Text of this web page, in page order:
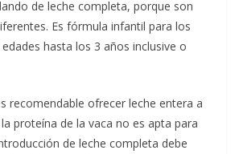
de leche completa, porque son
Es fórmula infantil para los
hasta los 3 años inclusive o
recomendable ofrecer leche entera a
proteína de la vaca no es apta para
de leche completa debe